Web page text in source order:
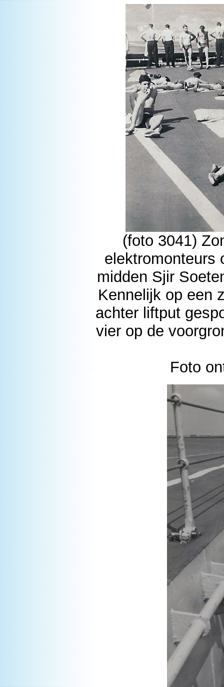
(foto 3041)
elektromonteurs
midden Sjir
Kennelijk op een
achter liftput
vier op de
Foto